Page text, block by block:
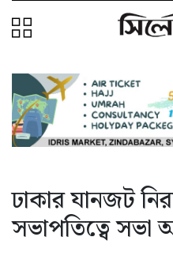
ঢাকার যানজট
সভাপতিত্বে সভা